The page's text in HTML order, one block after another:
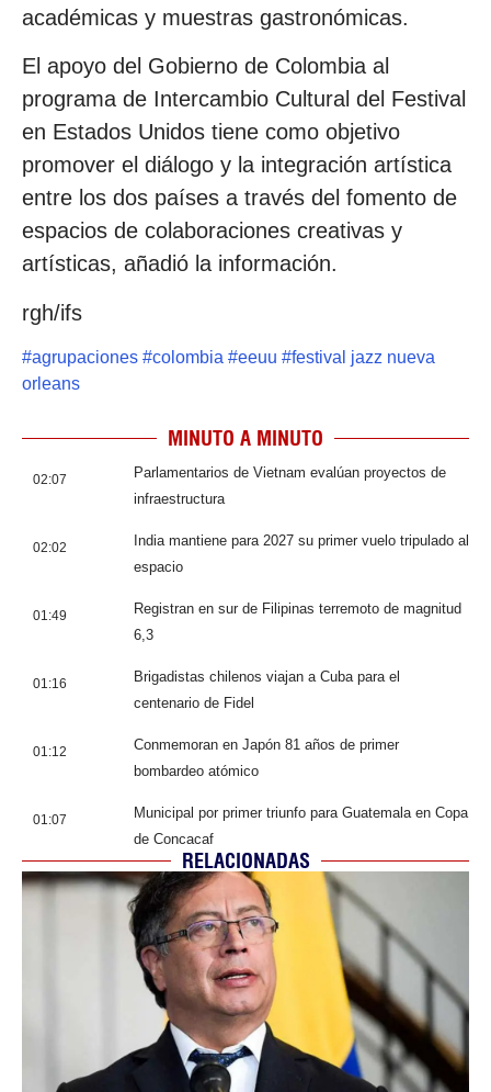
académicas y muestras gastronómicas.
El apoyo del Gobierno de Colombia al
programa de Intercambio Cultural del Festival
en Estados Unidos tiene como objetivo
promover el diálogo y la integración artística
entre los dos países a través del fomento de
espacios de colaboraciones creativas y
artísticas, añadió la información.
rgh/ifs
#agrupaciones #colombia #eeuu #festival jazz nueva
orleans
MINUTO A MINUTO
02:07
Parlamentarios de Vietnam evalúan proyectos de
infraestructura
02:02
India mantiene para 2027 su primer vuelo tripulado al
espacio
01:49
Registran en sur de Filipinas terremoto de magnitud
6,3
01:16
Brigadistas chilenos viajan a Cuba para el
centenario de Fidel
01:12
Conmemoran en Japón 81 años de primer
bombardeo atómico
01:07
Municipal por primer triunfo para Guatemala en Copa
de Concacaf
RELACIONADAS